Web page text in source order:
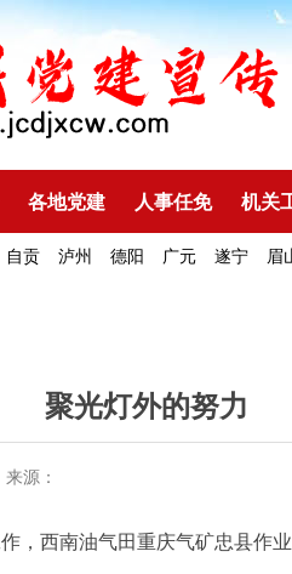
各地党建 人事任免 机关
自贡 泸州 德阳 广元 遂宁 眉
聚光灯外的努力
来源：
，西南油气田重庆气矿忠县作